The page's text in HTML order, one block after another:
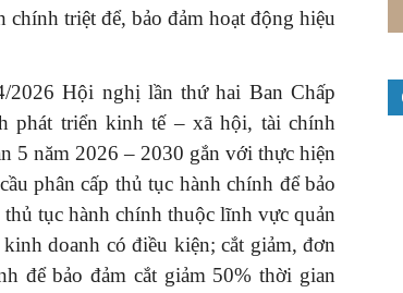
triệt để, bảo đảm hoạt động hiệu
2026 Hội nghị lần thứ hai Ban Chấp
phát triển kinh tế – xã hội, tài chính
5 năm 2026 – 2030 gắn với thực hiện
phân cấp thủ tục hành chính để bảo
tục hành chính thuộc lĩnh vực quản
doanh có điều kiện; cắt giảm, đơn
để bảo đảm cắt giảm 50% thời gian